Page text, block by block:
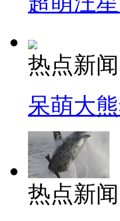
热点新闻
呆萌大
热点新闻